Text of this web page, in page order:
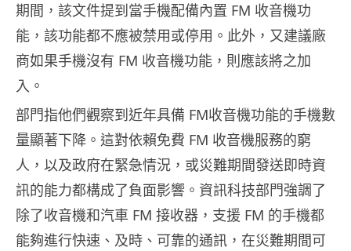
期間，該文件提到當手機配備內置 FM 收音機功
能，該功能都不應被禁用或停用。此外，又建議廠
商如果手機沒有 FM 收音機功能，則應該將之加
入。
部門指他們觀察到近年具備 FM收音機功能的手機數
量顯著下降。這對依賴免費 FM 收音機服務的窮
人，以及政府在緊急情況，或災難期間發送即時資
訊的能力都構成了負面影響。資訊科技部門強調了
除了收音機和汽車 FM 接收器，支援 FM 的手機都
能夠進行快速、及時、可靠的通訊，在災難期間可